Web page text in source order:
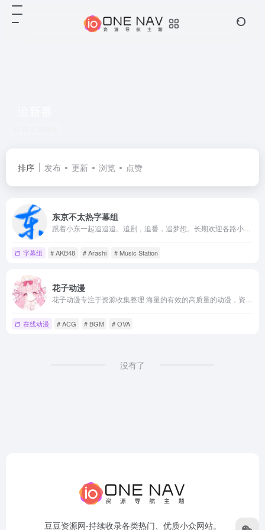
排序 发布 更新 浏览 点赞
东京不太热字幕组
字幕组 # AKB48 # Arashi # Music Station
花子动漫
在线动漫 # ACG # BGM # OVA
没有了
豆豆资源网-持续收录各类热门、优质小众网站。